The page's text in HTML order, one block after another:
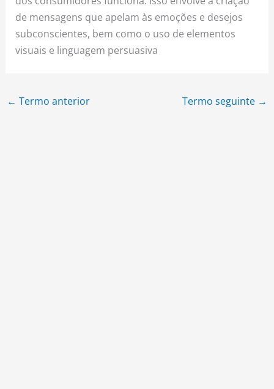
de mensagens que apelam às emoções e desejos
subconscientes, bem como o uso de elementos
visuais e linguagem persuasiva
← Termo anterior Termo seguinte →